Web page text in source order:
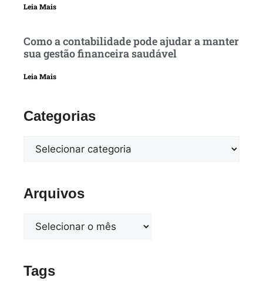
Leia Mais
Como a contabilidade pode ajudar a manter
sua gestão financeira saudável
Leia Mais
Categorias
Arquivos
Tags